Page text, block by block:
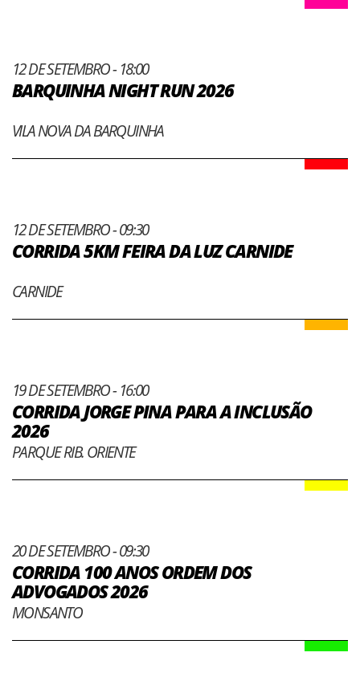
12 DE SETEMBRO - 18:00
BARQUINHA NIGHT RUN 2026
VILA NOVA DA BARQUINHA
12 DE SETEMBRO - 09:30
CORRIDA 5KM FEIRA DA LUZ CARNIDE
CARNIDE
19 DE SETEMBRO - 16:00
CORRIDA JORGE PINA PARA A INCLUSÃO
2026
PARQUE RIB. ORIENTE
20 DE SETEMBRO - 09:30
CORRIDA 100 ANOS ORDEM DOS
ADVOGADOS 2026
MONSANTO